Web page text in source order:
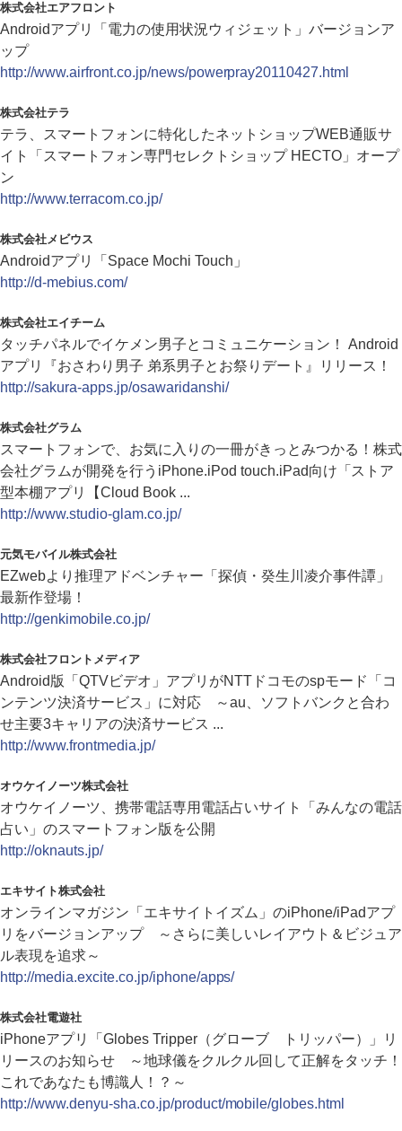
株式会社エアフロント
Androidアプリ「電力の使用状況ウィジェット」バージョンア
ップ
http://www.airfront.co.jp/news/powerpray20110427.html
株式会社テラ
テラ、スマートフォンに特化したネットショップWEB通販サ
イト「スマートフォン専門セレクトショップ HECTO」オープ
ン
http://www.terracom.co.jp/
株式会社メビウス
Androidアプリ「Space Mochi Touch」
http://d-mebius.com/
株式会社エイチーム
タッチパネルでイケメン男子とコミュニケーション！ Android
アプリ『おさわり男子 弟系男子とお祭りデート』リリース！
http://sakura-apps.jp/osawaridanshi/
株式会社グラム
スマートフォンで、お気に入りの一冊がきっとみつかる！株式
会社グラムが開発を行うiPhone.iPod touch.iPad向け「ストア
型本棚アプリ【Cloud Book ...
http://www.studio-glam.co.jp/
元気モバイル株式会社
EZwebより推理アドベンチャー「探偵・癸生川凌介事件譚」
最新作登場！
http://genkimobile.co.jp/
株式会社フロントメディア
Android版「QTVビデオ」アプリがNTTドコモのspモード「コ
ンテンツ決済サービス」に対応 ～au、ソフトバンクと合わ
せ主要3キャリアの決済サービス ...
http://www.frontmedia.jp/
オウケイノーツ株式会社
オウケイノーツ、携帯電話専用電話占いサイト「みんなの電話
占い」のスマートフォン版を公開
http://oknauts.jp/
エキサイト株式会社
オンラインマガジン「エキサイトイズム」のiPhone/iPadアプ
リをバージョンアップ ～さらに美しいレイアウト＆ビジュア
ル表現を追求～
http://media.excite.co.jp/iphone/apps/
株式会社電遊社
iPhoneアプリ「Globes Tripper（グローブ トリッパー）」リ
リースのお知らせ ～地球儀をクルクル回して正解をタッチ！
これであなたも博識人！？～
http://www.denyu-sha.co.jp/product/mobile/globes.html